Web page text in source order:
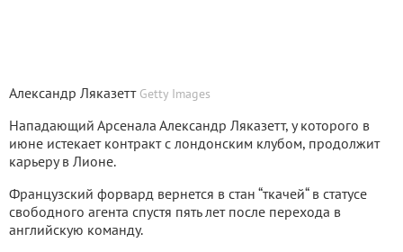
Александр Ляказетт Getty Images
Нападающий Арсенала Александр Ляказетт, у которого в
июне истекает контракт с лондонским клубом, продолжит
карьеру в Лионе.
Французский форвард вернется в стан “ткачей“ в статусе
свободного агента спустя пять лет после перехода в
английскую команду.